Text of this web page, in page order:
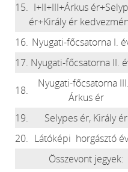
15. I+II+III+Árkus
ér+Király ér
16. Nyugati-főcsatorna I.
17. Nyugati-főcsatorna II.
18.
Nyugati-főcsatorna
Árkus ér
19. Selypes ér, Király ér
20. Látóképi horgásztó
Összevont jegyek: